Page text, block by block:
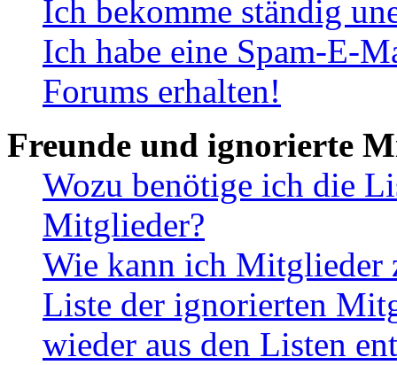
Ich bekomme ständig
Ich habe eine Spam-E-
Forums erhalten!
Freunde und ignorierte
Wozu benötige ich die
Mitglieder?
Wie kann ich Mitglieder
Liste der ignorierten
wieder aus den Listen